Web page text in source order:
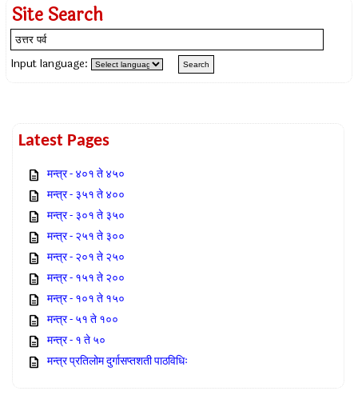
Site Search
Input language:
Latest Pages
मन्त्र - ४०१ ते ४५०
मन्त्र - ३५१ ते ४००
मन्त्र - ३०१ ते ३५०
मन्त्र - २५१ ते ३००
मन्त्र - २०१ ते २५०
मन्त्र - १५१ ते २००
मन्त्र - १०१ ते १५०
मन्त्र - ५१ ते १००
मन्त्र - १ ते ५०
मन्त्र प्रतिलोम दुर्गासप्तशती पाठविधिः